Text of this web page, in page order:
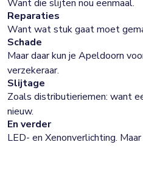
Want die slijten nou eenmaal.
Reparaties
Want wat stuk gaat moet
Schade
Maar daar kun je Apeldoorn
verzekeraar.
Slijtage
Zoals distributieriemen: want
nieuw.
En verder
LED- en Xenonverlichting.